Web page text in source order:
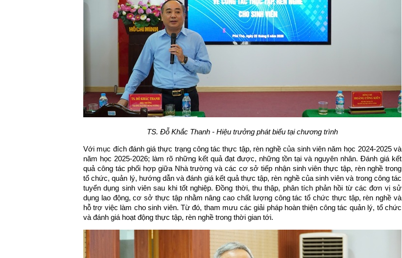
TS. Đỗ Khắc Thanh - Hiệu trưởng phát biểu tại chương trình
Với mục đích đánh giá thực trạng công tác thực tập, rèn nghề của sinh viên năm học 2024-2025 và
năm học 2025-2026; làm rõ những kết quả đạt được, những tồn tại và nguyên nhân. Đánh giá kết
quả công tác phối hợp giữa Nhà trường và các cơ sở tiếp nhận sinh viên thực tập, rèn nghề trong
tổ chức, quản lý, hướng dẫn và đánh giá kết quả thực tập, rèn nghề của sinh viên và trong công tác
tuyển dụng sinh viên sau khi tốt nghiệp. Đồng thời, thu thập, phân tích phản hồi từ các đơn vị sử
dụng lao động, cơ sở thực tập nhằm nâng cao chất lượng công tác tổ chức thực tập, rèn nghề và
hỗ trợ việc làm cho sinh viên. Từ đó, tham mưu các giải pháp hoàn thiện công tác quản lý, tổ chức
và đánh giá hoạt động thực tập, rèn nghề trong thời gian tới.